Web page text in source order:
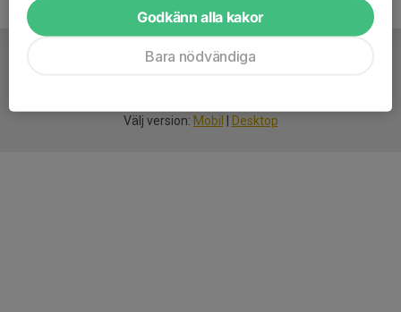
Välj version: Mobil Desktop
Godkänn alla kakor
Bara nödvändiga